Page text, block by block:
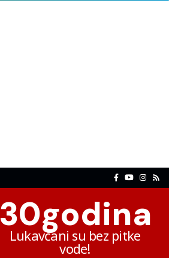
30godina
Lukavčani su bez pitke
vode!